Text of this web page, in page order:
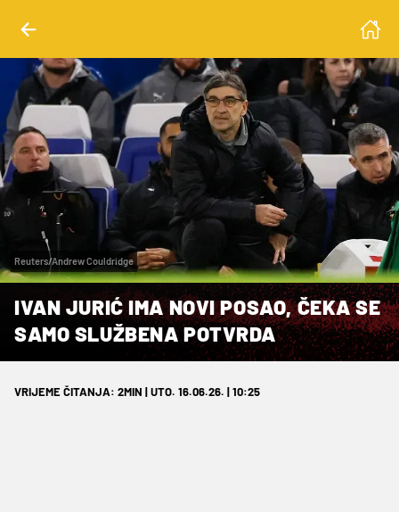
Reuters/Andrew Couldridge
IVAN JURIĆ IMA NOVI POSAO, ČEKA SE
SAMO SLUŽBENA POTVRDA
VRIJEME ČITANJA: 2MIN | UTO. 16.06.26. | 10:25